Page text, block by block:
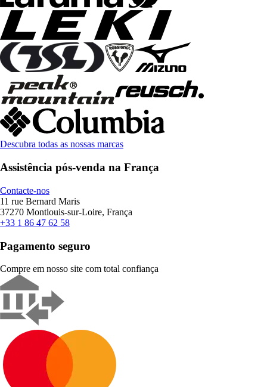
Descubra todas as nossas marcas
Assistência pós-venda na França
Contacte-nos
11 rue Bernard Maris
37270 Montlouis-sur-Loire, França
+33 1 86 47 62 58
Pagamento seguro
Compre em nosso site com total confiança